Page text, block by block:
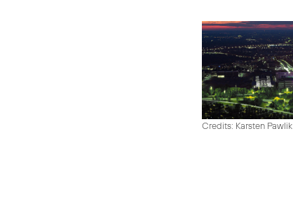
Credits: Karsten Pawlik